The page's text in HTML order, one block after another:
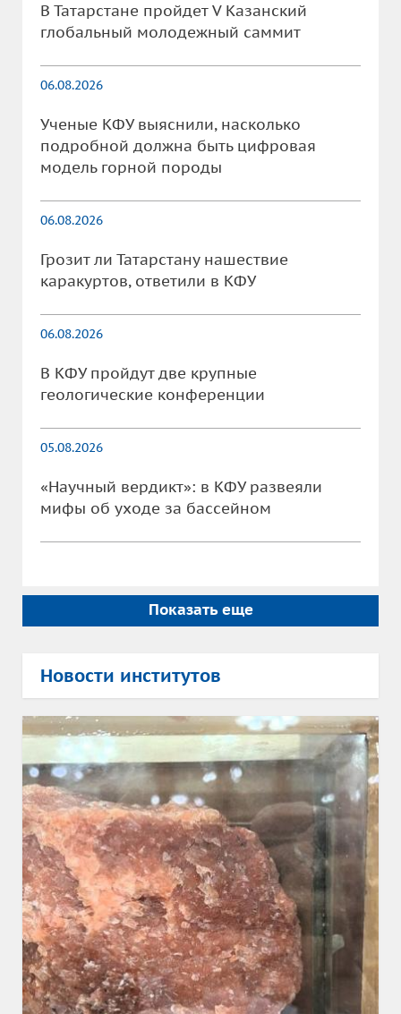
В Татарстане пройдет V Казанский
глобальный молодежный саммит
06.08.2026
Ученые КФУ выяснили, насколько
подробной должна быть цифровая
модель горной породы
06.08.2026
Грозит ли Татарстану нашествие
каракуртов, ответили в КФУ
06.08.2026
В КФУ пройдут две крупные
геологические конференции
05.08.2026
«Научный вердикт»: в КФУ развеяли
мифы об уходе за бассейном
Показать еще
Новости институтов